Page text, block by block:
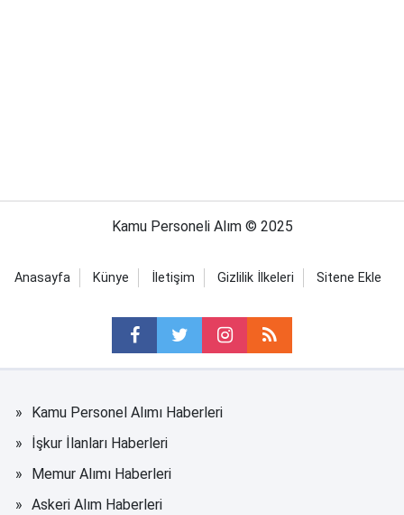
Kamu Personeli Alım © 2025
Anasayfa Künye İletişim Gizlilik İlkeleri Sitene Ekle
Kamu Personel Alımı Haberleri
İşkur İlanları Haberleri
Memur Alımı Haberleri
Askeri Alım Haberleri